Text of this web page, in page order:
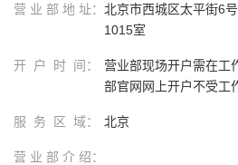
营 业 部 地 址： 北京市西城区太平街6
1015室
开 户 时 间：
营业部现场开户需在工
部官网网上开户不受工
服 务 区 域： 北京
营 业 部 介 绍：